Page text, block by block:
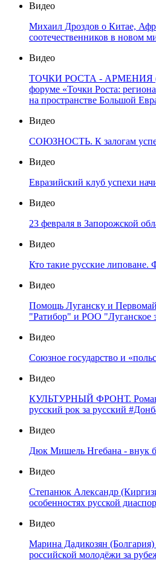
Видео
Михаил Дроздов о Китае,
соотечественников в новом
Видео
ТОЧКИ РОСТА - АРМЕНИЯ
форуме «Точки Роста:
на пространстве Большой
Видео
СОЮЗНОСТЬ. К залогам
Видео
Евразийский клуб успехи
Видео
23 февраля в Запорожской
Видео
Кто такие русские липоване.
Видео
Помощь Луганску и
"Ратибор" и РОО "Луганское
Видео
Союзное государство и
Видео
КУЛЬТУРНЫЙ ФРОНТ. Роман
русский рок за русский
Видео
Дюк Мишель Нгебана - внук
Видео
Степанюк Александр
особенностях русской
Видео
Марина Дадикозян
российской молодёжи за